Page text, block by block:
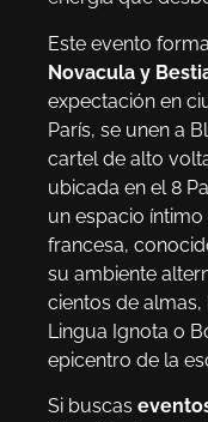
Este evento
Novacula y
expectación en
París, se unen a
cartel de alto
ubicada en el 8
un espacio
francesa,
su ambiente
cientos de
Lingua Ignota o
epicentro de la
Si buscas